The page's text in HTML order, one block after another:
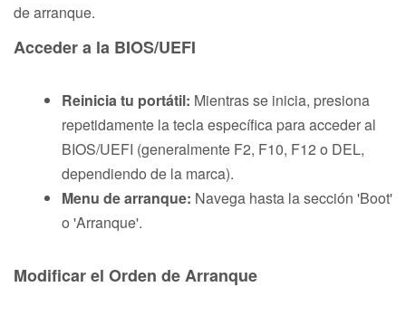
de arranque.
Acceder a la BIOS/UEFI
Reinicia tu portátil: Mientras se inicia, presiona
repetidamente la tecla específica para acceder al
BIOS/UEFI (generalmente F2, F10, F12 o DEL,
dependiendo de la marca).
Menu de arranque: Navega hasta la sección 'Boot'
o 'Arranque'.
Modificar el Orden de Arranque